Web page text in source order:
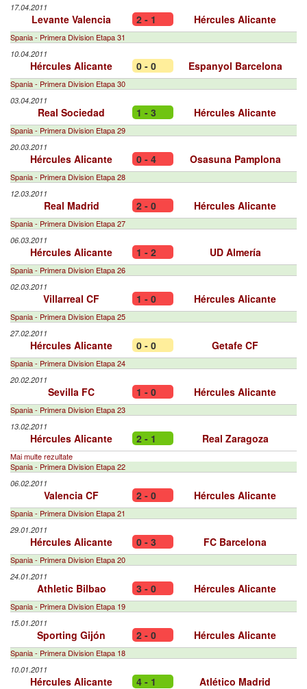
17.04.2011
Levante Valencia 2 - 1 Hércules Alicante
Spania - Primera Division Etapa 31
10.04.2011
Hércules Alicante 0 - 0 Espanyol Barcelona
Spania - Primera Division Etapa 30
03.04.2011
Real Sociedad 1 - 3 Hércules Alicante
Spania - Primera Division Etapa 29
20.03.2011
Hércules Alicante 0 - 4 Osasuna Pamplona
Spania - Primera Division Etapa 28
12.03.2011
Real Madrid 2 - 0 Hércules Alicante
Spania - Primera Division Etapa 27
06.03.2011
Hércules Alicante 1 - 2 UD Almería
Spania - Primera Division Etapa 26
02.03.2011
Villarreal CF 1 - 0 Hércules Alicante
Spania - Primera Division Etapa 25
27.02.2011
Hércules Alicante 0 - 0 Getafe CF
Spania - Primera Division Etapa 24
20.02.2011
Sevilla FC 1 - 0 Hércules Alicante
Spania - Primera Division Etapa 23
13.02.2011
Hércules Alicante 2 - 1 Real Zaragoza
Mai multe rezultate
Spania - Primera Division Etapa 22
06.02.2011
Valencia CF 2 - 0 Hércules Alicante
Spania - Primera Division Etapa 21
29.01.2011
Hércules Alicante 0 - 3 FC Barcelona
Spania - Primera Division Etapa 20
24.01.2011
Athletic Bilbao 3 - 0 Hércules Alicante
Spania - Primera Division Etapa 19
15.01.2011
Sporting Gijón 2 - 0 Hércules Alicante
Spania - Primera Division Etapa 18
10.01.2011
Hércules Alicante 4 - 1 Atlético Madrid